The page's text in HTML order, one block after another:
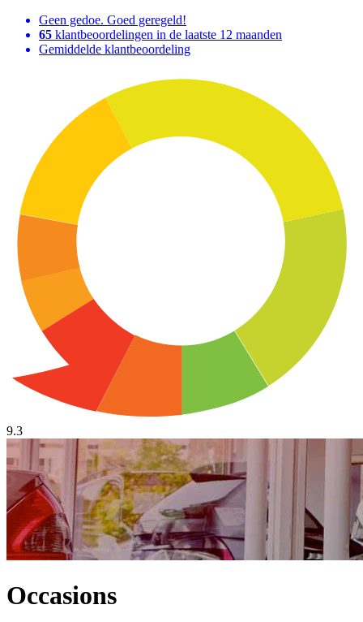
Geen gedoe. Goed geregeld!
65 klantbeoordelingen in de laatste 12 maanden
Gemiddelde klantbeoordeling
9.3
Occasions